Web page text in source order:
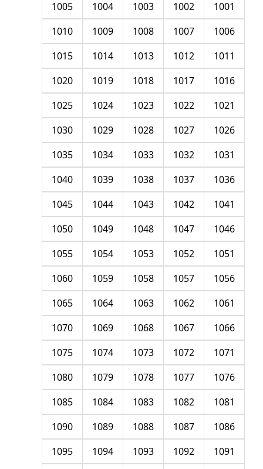
1001
1002
1003
1004
1005
1006
1007
1008
1009
1010
1011
1012
1013
1014
1015
1016
1017
1018
1019
1020
1021
1022
1023
1024
1025
1026
1027
1028
1029
1030
1031
1032
1033
1034
1035
1036
1037
1038
1039
1040
1041
1042
1043
1044
1045
1046
1047
1048
1049
1050
1051
1052
1053
1054
1055
1056
1057
1058
1059
1060
1061
1062
1063
1064
1065
1066
1067
1068
1069
1070
1071
1072
1073
1074
1075
1076
1077
1078
1079
1080
1081
1082
1083
1084
1085
1086
1087
1088
1089
1090
1091
1092
1093
1094
1095